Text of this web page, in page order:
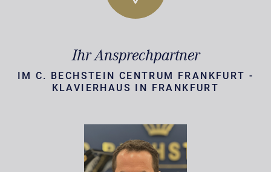
Ihr Ansprechpartner
IM C. BECHSTEIN CENTRUM FRANKFURT -
KLAVIERHAUS IN FRANKFURT